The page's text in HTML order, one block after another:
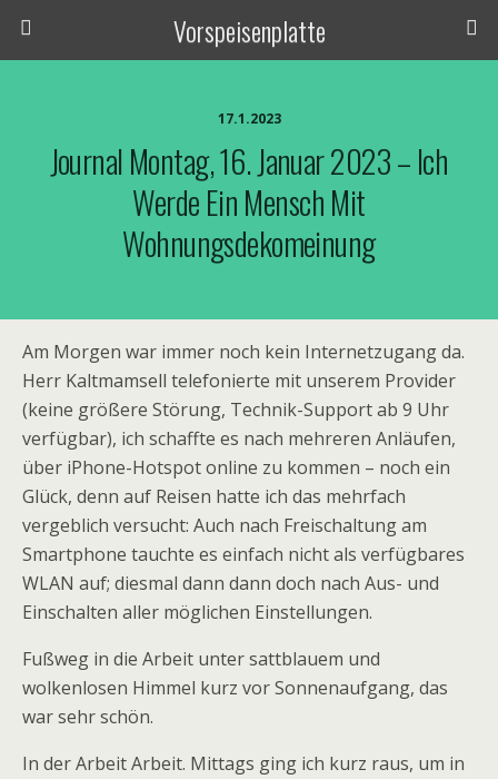
Vorspeisenplatte
17.1.2023
Journal Montag, 16. Januar 2023 – Ich
Werde Ein Mensch Mit
Wohnungsdekomeinung
Am Morgen war immer noch kein Internetzugang da.
Herr Kaltmamsell telefonierte mit unserem Provider
(keine größere Störung, Technik-Support ab 9 Uhr
verfügbar), ich schaffte es nach mehreren Anläufen,
über iPhone-Hotspot online zu kommen – noch ein
Glück, denn auf Reisen hatte ich das mehrfach
vergeblich versucht: Auch nach Freischaltung am
Smartphone tauchte es einfach nicht als verfügbares
WLAN auf; diesmal dann dann doch nach Aus- und
Einschalten aller möglichen Einstellungen.
Fußweg in die Arbeit unter sattblauem und
wolkenlosen Himmel kurz vor Sonnenaufgang, das
war sehr schön.
In der Arbeit Arbeit. Mittags ging ich kurz raus, um in